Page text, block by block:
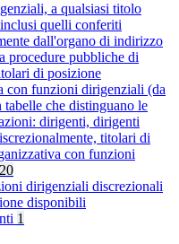
a qualsiasi titolo
quelli conferiti
dall'organo di indirizzo
procedure pubbliche di
di posizione
con funzioni dirigenziali (da
tabelle che distinguano le
dirigenti, dirigenti
titolari di
con funzioni
20
dirigenziali discrezionali
disponibili
1